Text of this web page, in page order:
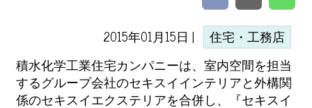
2015年01月15日 | 住宅・工務店
積水化学工業住宅カンパニーは、室内空間を担当
するグループ会社のセキスイインテリアと外構関
係のセキスイエクステリアを合併し、『セキスイ